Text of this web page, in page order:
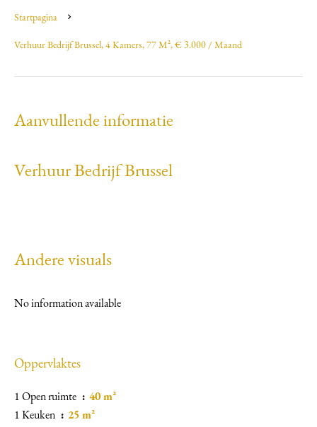
Startpagina
Verhuur Bedrijf Brussel, 4 Kamers, 77 M², € 3.000 / Maand
Aanvullende informatie
Verhuur Bedrijf Brussel
Andere visuals
No information available
Oppervlaktes
1 Open ruimte
40 m²
1 Keuken
25 m²